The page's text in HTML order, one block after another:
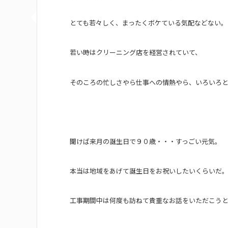
とても若々しく、まったくボケている気配などない。
若い時はクリーニング店を経営されていて、
そのころの忙しさやら仕事への情熱やら、いろいろ
聞けば来月の誕生日で９０歳・・・すっごい元気。
本当は地域をあげて誕生日をお祝いしたいくらいだ。
工事期間中は何度も訪ねて貴重なお話をいただこうと